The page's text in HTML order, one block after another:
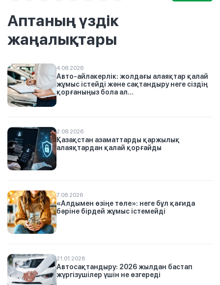
Аптаның үздік
жаңалықтары
4.08.2026
Авто-айлакерлік: жолдағы алаяқтар қалай
жұмыс істейді және сақтандыру неге сіздің
қорғаныңыз бола ал...
2.08.2026
Қазақстан азаматтарды қаржылық
алаяқтардан қалай қорғайды
7.08.2026
«Алдымен өзіңе төле»: неге бұл қағида
бәріне бірдей жұмыс істемейді
21.01.2026
Автосақтандыру: 2026 жылдан бастап
жүргізушілер үшін не өзгереді